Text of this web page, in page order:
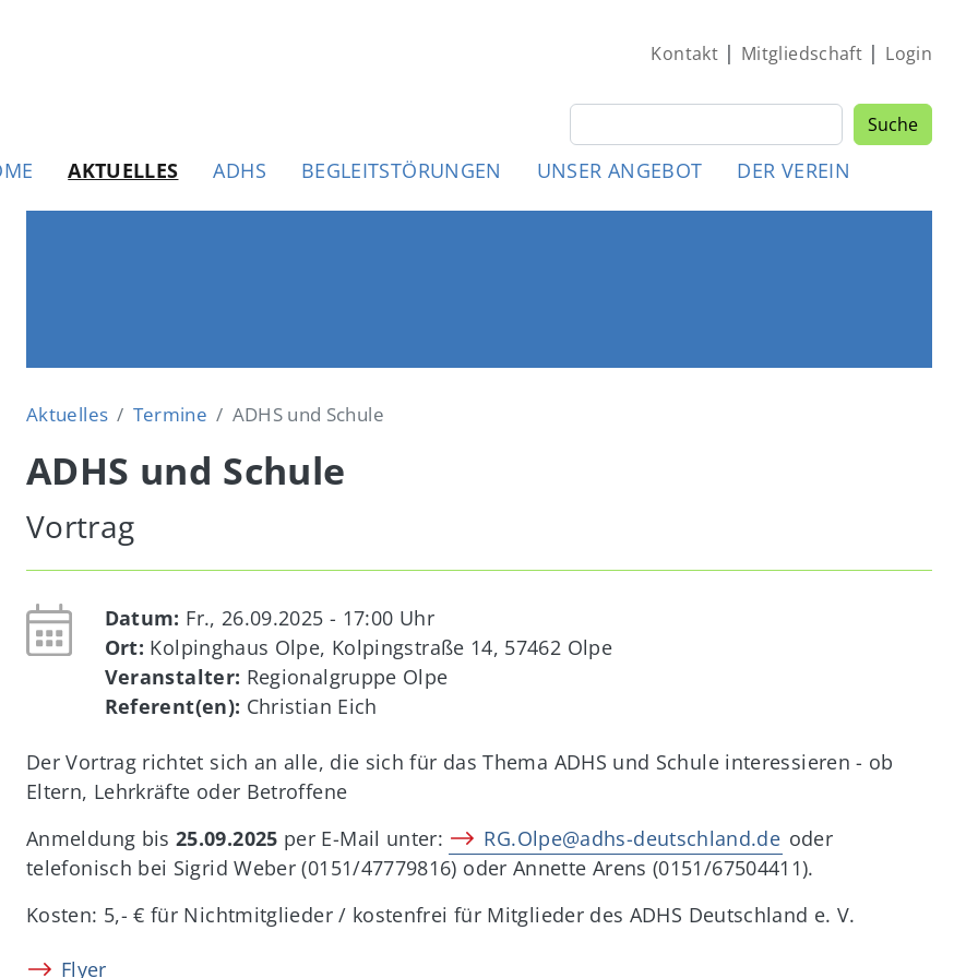
Suche Suche
Kontakt| Mitgliedschaft | Login
AKTUELLES ADHS BEGLEITSTÖRUNGEN UNSER ANGEBOT DER VEREIN
Aktuelles Termine ADHS und Schule
ADHS und Schule
Vortrag
Datum: Fr., 26.09.2025 - 17:00 Uhr
Ort: Kolpinghaus Olpe, Kolpingstraße 14, 57462 Olpe
Veranstalter: Regionalgruppe Olpe
Referent(en): Christian Eich
Der Vortrag richtet sich an alle, die sich für das Thema ADHS und Schule interessieren - ob
Eltern, Lehrkräfte oder Betroffene
Anmeldung bis 25.09.2025 per E-Mail unter: RG.Olpe@adhs-deutschland.de oder
telefonisch bei Sigrid Weber (0151/47779816) oder Annette Arens (0151/67504411).
Kosten: 5,- € für Nichtmitglieder / kostenfrei für Mitglieder des ADHS Deutschland e. V.
Flyer